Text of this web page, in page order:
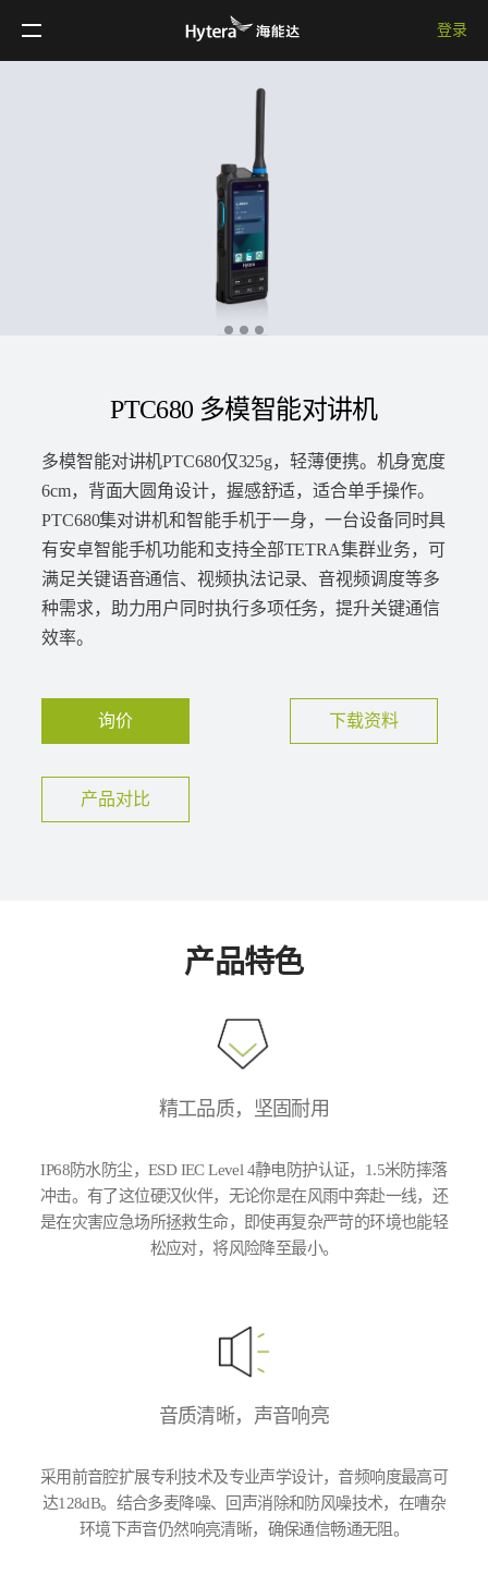
登录
PTC680 多模智能对讲机
多模智能对讲机PTC680仅325g，轻薄便携。机身宽度
6cm，背面大圆角设计，握感舒适，适合单手操作。
PTC680集对讲机和智能手机于一身，一台设备同时具
有安卓智能手机功能和支持全部TETRA集群业务，可
满足关键语音通信、视频执法记录、音视频调度等多
种需求，助力用户同时执行多项任务，提升关键通信
效率。
询价 下载资料
产品对比
产品特色
精工品质，坚固耐用
IP68防水防尘，ESD IEC Level 4静电防护认证，1.5米防摔落
冲击。有了这位硬汉伙伴，无论你是在风雨中奔赴一线，还
是在灾害应急场所拯救生命，即使再复杂严苛的环境也能轻
松应对，将风险降至最小。
音质清晰，声音响亮
采用前音腔扩展专利技术及专业声学设计，音频响度最高可
达128dB。结合多麦降噪、回声消除和防风噪技术，在嘈杂
环境下声音仍然响亮清晰，确保通信畅通无阻。